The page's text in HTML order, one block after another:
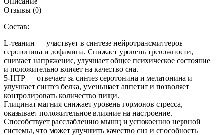
гидролизованный
коллаген
спокойного
PROLIFE&SKIN,
30
саше
Отзывы (0)
Состав:
L-теанин — участвует в синтезе нейротрансмиттеров
серотонина и дофамина. Снижает уровень тревожности,
снимает напряжение, улучшает общее психическое состояние
и положительно влияет на качество сна.
5-НТР — отвечает за синтез серотонина и мелатонина и
улучшает синтез белка, уменьшает аппетит и позволяет
контролировать количество пищи.
Глицинат магния снижает уровень гормонов стресса,
оказывает положительное влияние на настроение.
Способствует расслаблению мышц и успокоению нервной
системы, что может улучшить качество сна и способность